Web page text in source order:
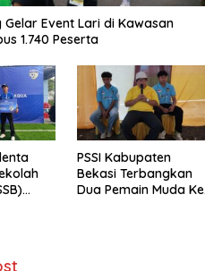
Gelar Event Lari di Kawasan
1.740 Peserta
PSSI Kabupaten
Bekasi Terbangkan
Dua Pemain Muda Ke